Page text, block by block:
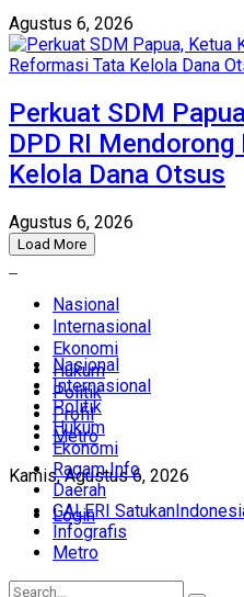
Agustus 6, 2026
Perkuat SDM
DPD RI
Kelola Dana Otsus
Agustus 6, 2026
Load More
Nasional
Internasional
Ekonomi
Hukum
Politik
Profil
Metro
Kamis, Agustus 6, 2026
Login
Nasional
Internasional
Politik
Hukum
Ekonomi
Ragam Info
Daerah
GALERI
Infografis
Metro